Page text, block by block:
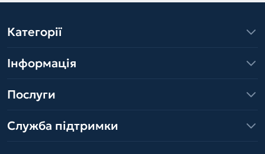
Категорії
Інформація
Послуги
Служба підтримки